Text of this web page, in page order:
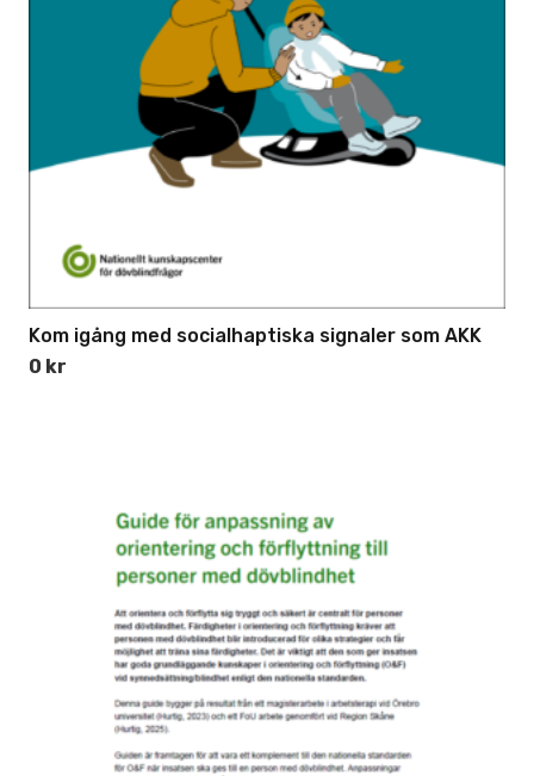
Kom igång med socialhaptiska signaler som AKK
0 kr